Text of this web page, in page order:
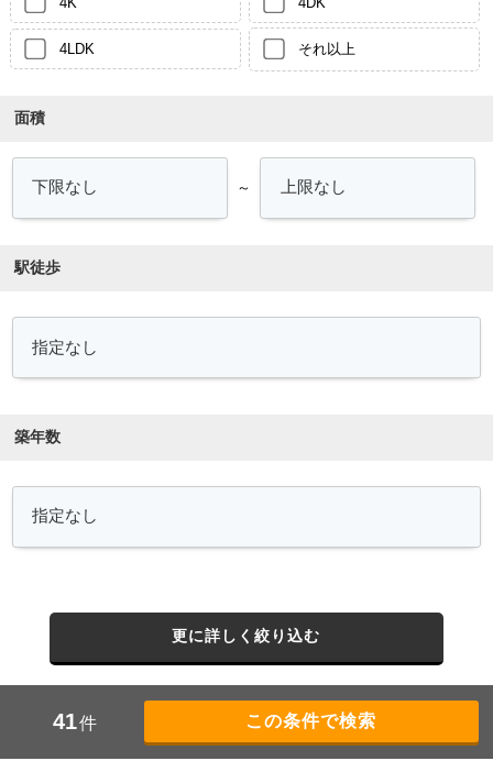
4LDK それ以上
面積
～
駅徒歩
築年数
更に詳しく絞り込む
41件